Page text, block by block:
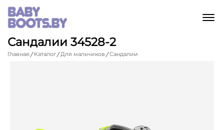
Сандалии 34528-2
Главная Каталог Для мальчиков Сандалии